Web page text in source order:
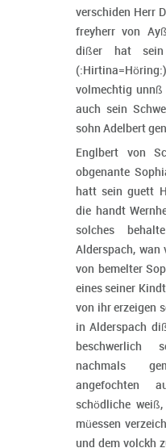
verschiden Herr
freyherr von
dißer hat
volmechtig unnß
auch sein
sohn Adelbert
Englbert von
obgenante
hatt sein guett
die handt
solches
Alderspach, wan
von bemelter
eines seiner
von ihr erzeigen
in Alderspach
beschwerlich
nachmals
angefochten
schödliche
müessen
und dem volckh